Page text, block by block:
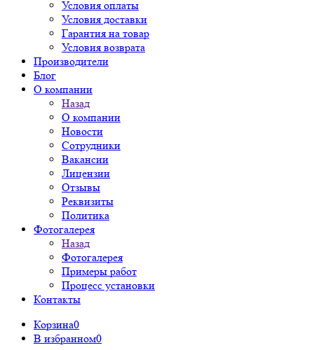
Условия оплаты
Условия доставки
Гарантия на товар
Условия возврата
Производители
Блог
О компании
Назад
О компании
Новости
Сотрудники
Вакансии
Лицензии
Отзывы
Реквизиты
Политика
Фотогалерея
Назад
Фотогалерея
Примеры работ
Процесс установки
Контакты
Корзина0
В избранном0